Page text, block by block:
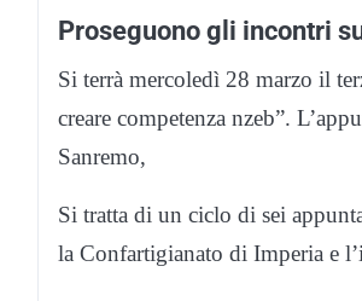
Proseguono gli incontri
Si terrà mercoledì 28 marzo il
creare competenza nzeb”.
Sanremo,
Si tratta di un ciclo di sei
la Confartigianato di Imperia e